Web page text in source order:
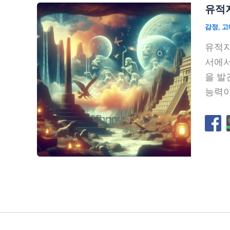
유적
감정,
유적
서에
을 발
능력